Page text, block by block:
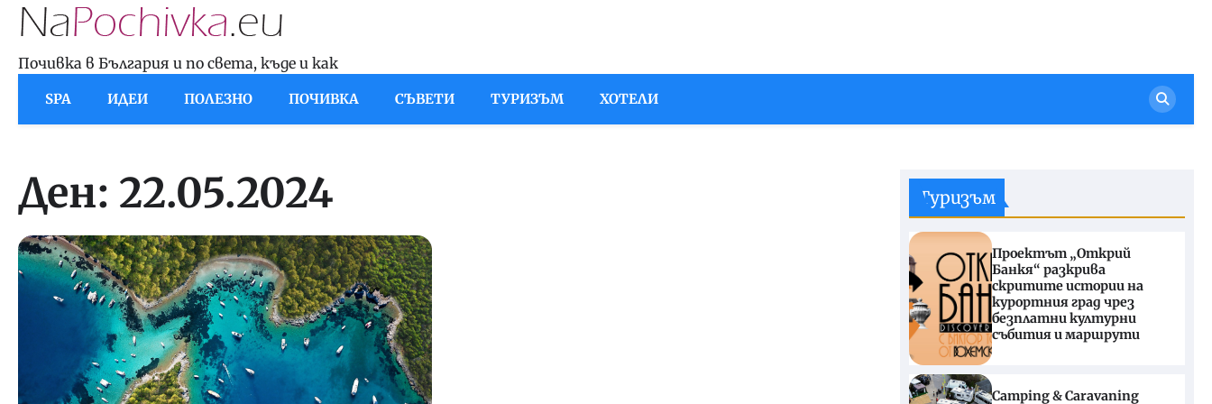
Skip
content
Почивка в България и по света, къде и как
SPA ИДЕИ ПОЛЕЗНО ПОЧИВКА СЪВЕТИ ТУРИЗЪМ ХОТЕЛИ
Ден: 22.05.2024 Туризъм
Проектът „Открий
Банкя“ разкрива
скритите истории на
курортния град чрез
безплатни културни
събития и маршрути
Camping & Caravaning